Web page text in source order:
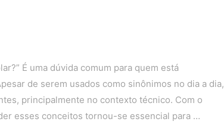
É uma dúvida comum para quem está
de serem usados como sinônimos no dia a dia,
principalmente no contexto técnico. Com o
esses conceitos tornou-se essencial para …